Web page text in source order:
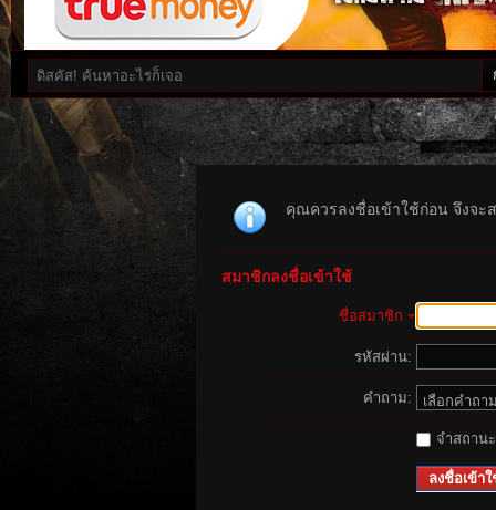
คุณควรลงชื่อเข้าใช้ก่อน จึงจะ
สมาชิกลงชื่อเข้าใช้
ชื่อสมาชิก
รหัสผ่าน:
คำถาม:
จำสถาน
ลงชื่อเข้าใ